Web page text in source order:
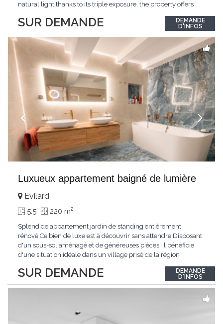
SUR DEMANDE
natural light thanks to its triple exposure, the property offers
master suite, elegant reception areas, and a spacious terrace
overlooking a peaceful and green...
DEMANDE
D'INFOS
Luxueux appartement baigné de lumière
SUR DEMANDE
Evilard
5.5 220 m2
Splendide appartement jardin de standing entièrement
rénové.Ce bien de luxe est à découvrir sans attendre.Disposant
d'un sous-sol aménagé et de généreuses pièces, il bénéficie
d'une situation idéale dans un village prisé de la région
hors du commun tout au long de la journée.Points forts:4
grandes chambresUn vaste séjour...
DEMANDE
D'INFOS